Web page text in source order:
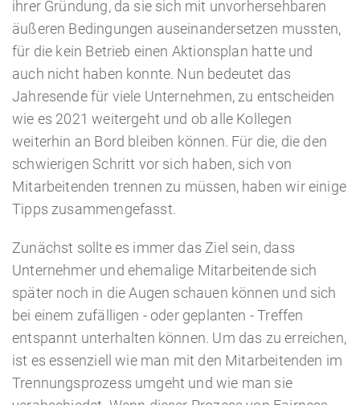
Active Sourcing
Onboarding
HR Beratung
Lohnabrechnung
Blog
ihrer Gründung, da sie sich mit unvorhersehbaren
äußeren Bedingungen auseinandersetzen mussten,
für die kein Betrieb einen Aktionsplan hatte und
auch nicht haben konnte. Nun bedeutet das
Jahresende für viele Unternehmen, zu entscheiden
wie es 2021 weitergeht und ob alle Kollegen
weiterhin an Bord bleiben können. Für die, die den
schwierigen Schritt vor sich haben, sich von
Mitarbeitenden trennen zu müssen, haben wir einige
Tipps zusammengefasst.
Zunächst sollte es immer das Ziel sein, dass
Unternehmer und ehemalige Mitarbeitende sich
später noch in die Augen schauen können und sich
bei einem zufälligen - oder geplanten - Treffen
entspannt unterhalten können. Um das zu erreichen,
ist es essenziell wie man mit den Mitarbeitenden im
Trennungsprozess umgeht und wie man sie